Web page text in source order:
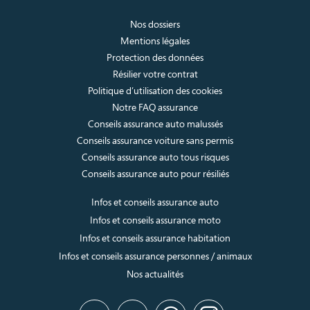
Nos dossiers
Mentions légales
Protection des données
Résilier votre contrat
Politique d’utilisation des cookies
Notre FAQ assurance
Conseils assurance auto malussés
Conseils assurance voiture sans permis
Conseils assurance auto tous risques
Conseils assurance auto pour résiliés
Infos et conseils assurance auto
Infos et conseils assurance moto
Infos et conseils assurance habitation
Infos et conseils assurance personnes / animaux
Nos actualités